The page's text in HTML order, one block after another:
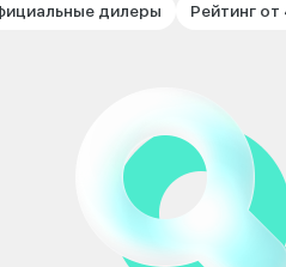
дилеры Рейтинг